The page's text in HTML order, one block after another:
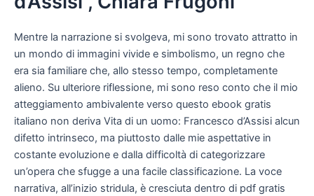
Mentre la narrazione si svolgeva, mi sono trovato attratto in
un mondo di immagini vivide e simbolismo, un regno che
era sia familiare che, allo stesso tempo, completamente
alieno. Su ulteriore riflessione, mi sono reso conto che il mio
atteggiamento ambivalente verso questo ebook gratis
italiano non deriva Vita di un uomo: Francesco d’Assisi alcun
difetto intrinseco, ma piuttosto dalle mie aspettative in
costante evoluzione e dalla difficoltà di categorizzare
un’opera che sfugge a una facile classificazione. La voce
narrativa, all’inizio stridula, è cresciuta dentro di pdf gratis